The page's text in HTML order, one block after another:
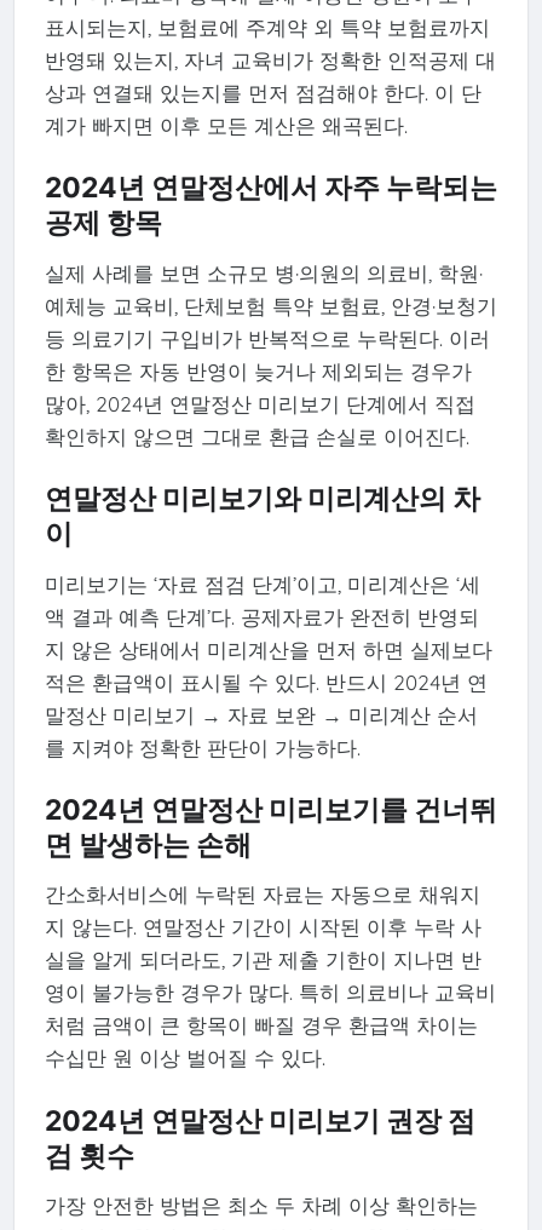
표시되는지, 보험료에 주계약 외 특약 보험료까지
반영돼 있는지, 자녀 교육비가 정확한 인적공제 대
상과 연결돼 있는지를 먼저 점검해야 한다. 이 단
계가 빠지면 이후 모든 계산은 왜곡된다.
2024년 연말정산에서 자주 누락되는
공제 항목
실제 사례를 보면 소규모 병·의원의 의료비, 학원·
예체능 교육비, 단체보험 특약 보험료, 안경·보청기
등 의료기기 구입비가 반복적으로 누락된다. 이러
한 항목은 자동 반영이 늦거나 제외되는 경우가
많아, 2024년 연말정산 미리보기 단계에서 직접
확인하지 않으면 그대로 환급 손실로 이어진다.
연말정산 미리보기와 미리계산의 차
이
미리보기는 ‘자료 점검 단계’이고, 미리계산은 ‘세
액 결과 예측 단계’다. 공제자료가 완전히 반영되
지 않은 상태에서 미리계산을 먼저 하면 실제보다
적은 환급액이 표시될 수 있다. 반드시 2024년 연
말정산 미리보기 → 자료 보완 → 미리계산 순서
를 지켜야 정확한 판단이 가능하다.
2024년 연말정산 미리보기를 건너뛰
면 발생하는 손해
간소화서비스에 누락된 자료는 자동으로 채워지
지 않는다. 연말정산 기간이 시작된 이후 누락 사
실을 알게 되더라도, 기관 제출 기한이 지나면 반
영이 불가능한 경우가 많다. 특히 의료비나 교육비
처럼 금액이 큰 항목이 빠질 경우 환급액 차이는
수십만 원 이상 벌어질 수 있다.
2024년 연말정산 미리보기 권장 점
검 횟수
가장 안전한 방법은 최소 두 차례 이상 확인하는